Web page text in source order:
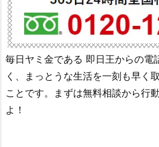
毎日ヤミ金である 即日王からの電
く、まっとうな生活を一刻も早く
ことです。まずは無料相談から行
よ！